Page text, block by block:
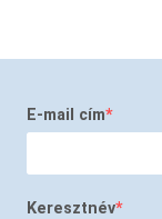
E-mail cím
Keresztnév